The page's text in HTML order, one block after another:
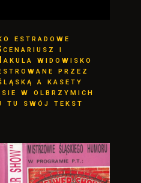
estradowe
i
widowisko
przez
a kasety
w olbrzymich
tu swój tekst